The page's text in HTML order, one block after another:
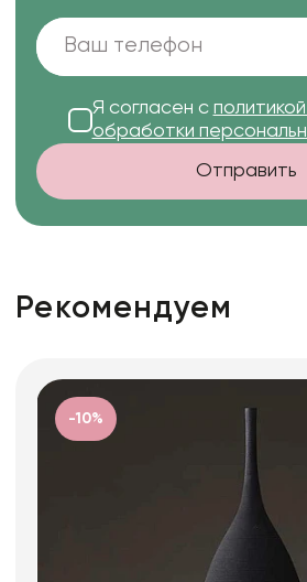
Я согласен с
обработки
Отправить
Рекомендуем
-10%